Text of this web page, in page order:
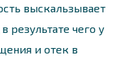
выскальзывает
результате чего у
и отек в